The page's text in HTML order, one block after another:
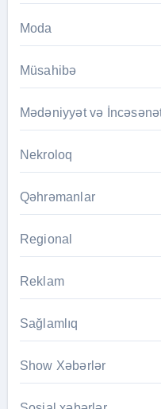
Moda
Müsahibə
Mədəniyyət və
Nekroloq
Qəhrəmanlar
Regional
Reklam
Sağlamlıq
Show Xəbərlər